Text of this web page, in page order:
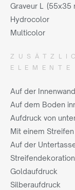
Graveur L (55x35
Hydrocolor
Multicolor
ELEMENTE
Auf der
Auf dem Boden
Aufdruck von
Mit einem Streifen
Auf der
Goldaufdruck
Silberaufdruck